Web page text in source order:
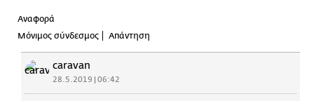
Αναφορά
Μόνιμος σύνδεσμος
Απάντηση
caravan
28.5.2019 | 06:42